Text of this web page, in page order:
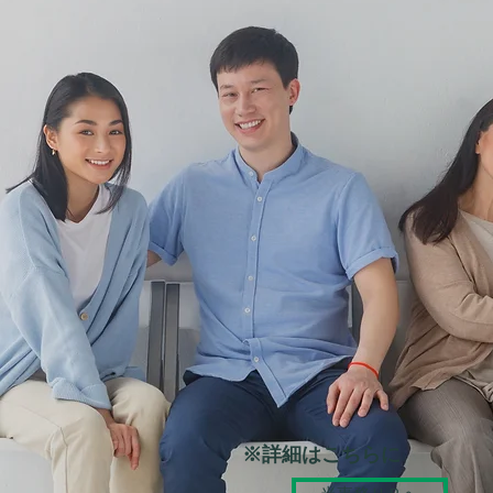
​※詳細はこちらに